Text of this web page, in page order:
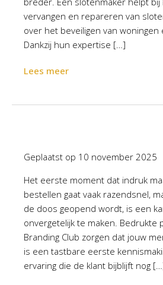
vervangen en repareren van
over het beveiligen van
Dankzij hun expertise […]
Lees meer
Geplaatst op 10 november 2025
Het eerste moment dat indruk
bestellen gaat vaak razendsnel,
de doos geopend wordt, is een
onvergetelijk te maken. Bedrukte
Branding Club zorgen dat jouw
is een tastbare eerste
ervaring die de klant bijblijft nog